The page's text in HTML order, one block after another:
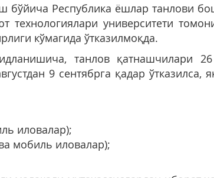
бўйича Республика ёшлар танлови
университети
кўмагида ўтказилмоқда.
танлов қатнашчилари 26
9 сентябрга қадар ўтказилса,
иловалар);
мобиль иловалар);